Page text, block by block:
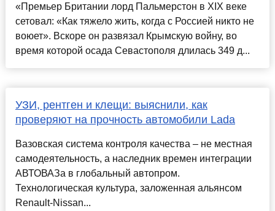
«Премьер Британии лорд Пальмерстон в XIX веке
сетовал: «Как тяжело жить, когда с Россией никто не
воюет». Вскоре он развязал Крымскую войну, во
время которой осада Севастополя длилась 349 д...
УЗИ, рентген и клещи: выяснили, как
проверяют на прочность автомобили Lada
Вазовская система контроля качества – не местная
самодеятельность, а наследник времен интеграции
АВТОВАЗа в глобальный автопром.
Технологическая культура, заложенная альянсом
Renault-Nissan...